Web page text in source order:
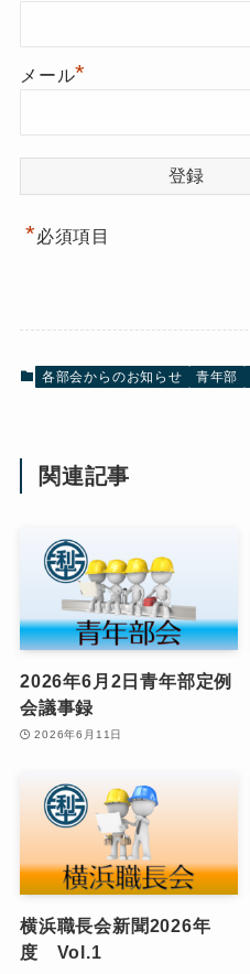
メール*
*必須項目
各部会からのお知らせ 青年部
関連記事
2026年6月2日青年部定例
会議事録
2026年6月11日
横浜職長会新聞2026年
度 Vol.1